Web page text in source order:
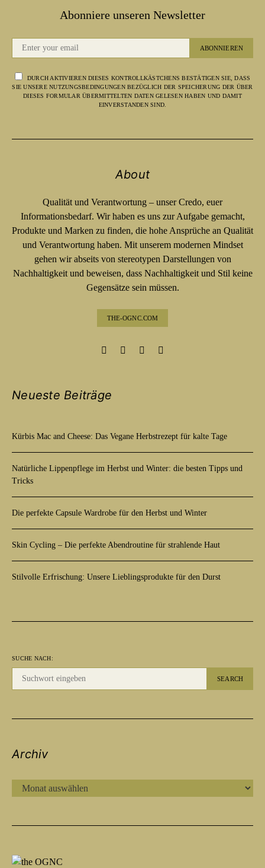
Abonniere unseren Newsletter
ABONNIEREN
DURCH AKTIVIEREN DIESES KONTROLLKÄSTCHENS BESTÄTIGEN SIE, DASS
SIE UNSERE NUTZUNGSBEDINGUNGEN BEZÜGLICH DER SPEICHERUNG DER ÜBER
DIESES FORMULAR ÜBERMITTELTEN DATEN GELESEN HABEN UND DAMIT
EINVERSTANDEN SIND.
About
Qualität und Verantwortung – unser Credo, euer
Informationsbedarf. Wir haben es uns zur Aufgabe gemacht,
Produkte und Marken zu finden, die hohe Ansprüche an Qualität
und Verantwortung haben. Mit unserem modernen Mindset
gehen wir abseits von stereotypen Darstellungen von
Nachhaltigkeit und beweisen, dass Nachhaltigkeit und Stil keine
Gegensätze sein müssen.
THE-OGNC.COM
Neueste Beiträge
Kürbis Mac and Cheese: Das Vegane Herbstrezept für kalte Tage
Natürliche Lippenpflege im Herbst und Winter: die besten Tipps und
Tricks
Die perfekte Capsule Wardrobe für den Herbst und Winter
Skin Cycling – Die perfekte Abendroutine für strahlende Haut
Stilvolle Erfrischung: Unsere Lieblingsprodukte für den Durst
SUCHE NACH:
SEARCH
Archiv